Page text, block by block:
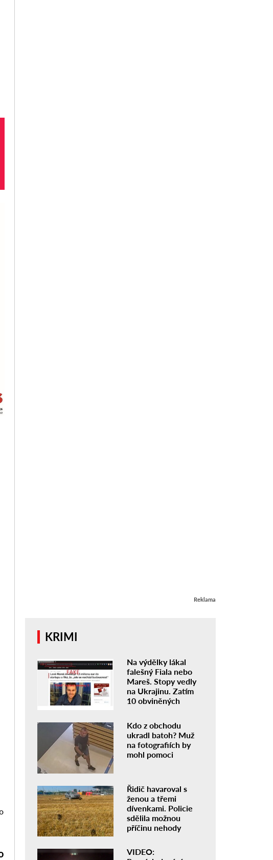
Reklama
KRIMI
Na výdělky lákal
falešný Fiala nebo
Mareš. Stopy vedly
na Ukrajinu. Zatím
10 obviněných
Kdo z obchodu
ukradl batoh? Muž
na fotografiích by
mohl pomoci
Řidič havaroval s
ženou a třemi
dívenkami. Policie
sdělila možnou
příčinu nehody
VIDEO: